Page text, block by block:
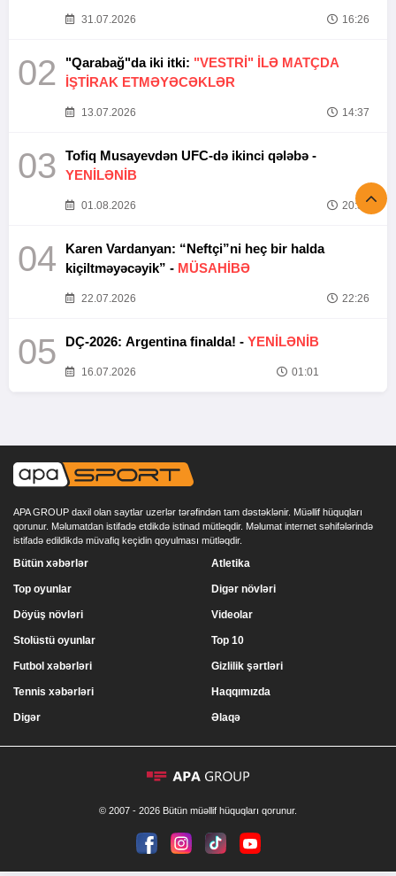
31.07.2026 16:26
02 "Qarabağ"da iki itki: "VESTRİ" İLƏ MATÇDA
İŞTİRAK ETMƏYƏCƏKLƏR
13.07.2026 14:37
03
Tofiq Musayevdən UFC-də ikinci qələbə -
YENİLƏNİB
01.08.2026 20:52
04
Karen Vardanyan: “Neftçi”ni heç bir halda
kiçiltməyəcəyik” - MÜSAHİBƏ
22.07.2026 22:26
05 DÇ-2026: Argentina finalda! - YENİLƏNİB
16.07.2026 01:01
APA GROUP daxil olan saytlar uzerlər tərəfindən tam dəstəklənir. Müəllif hüquqları
qorunur. Məlumatdan istifadə etdikdə istinad mütləqdir. Məlumat internet səhifələrində
istifadə edildikdə müvafiq keçidin qoyulması mütləqdir.
Bütün xəbərlər
Top oyunlar
Döyüş növləri
Stolüstü oyunlar
Atletika
Digər növləri
Videolar
Top 10
Futbol xəbərləri
Tennis xəbərləri
Digər
Gizlilik şərtləri
Haqqımızda
Əlaqə
© 2007 - 2026 Bütün müəllif hüquqları qorunur.